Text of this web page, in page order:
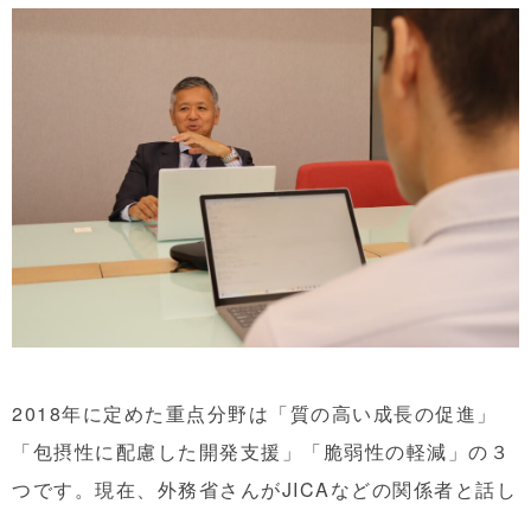
2018年に定めた重点分野は「質の高い成長の促進」
「包摂性に配慮した開発支援」「脆弱性の軽減」の３
つです。現在、外務省さんがJICAなどの関係者と話し